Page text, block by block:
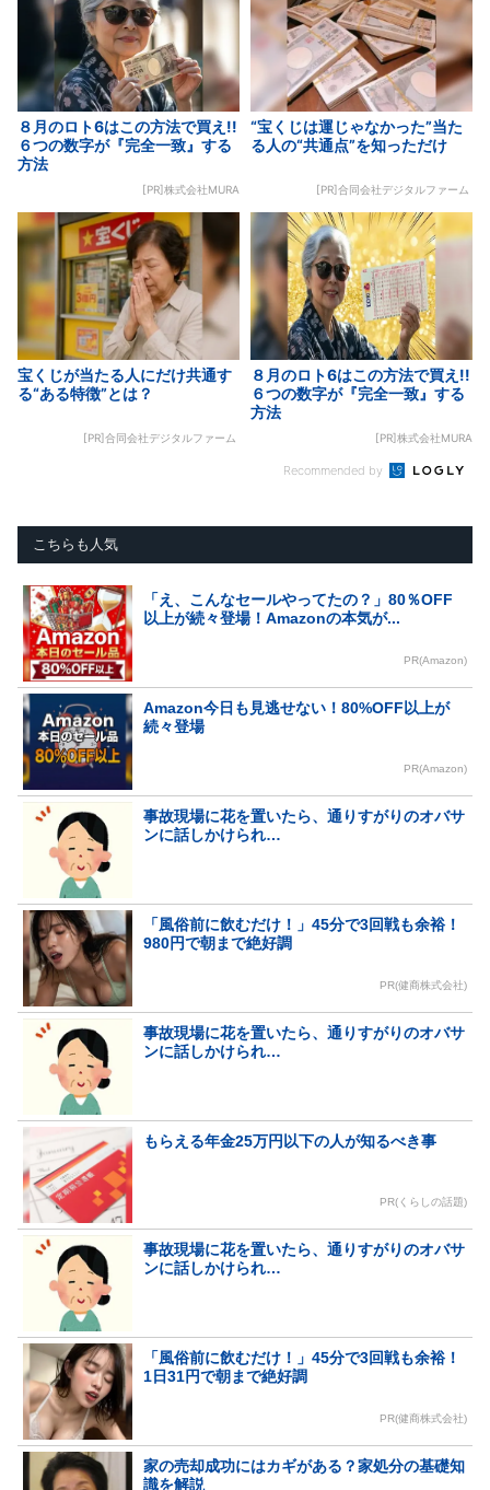
８月のロト6はこの方法で買え!!
６つの数字が『完全一致』する
方法
[PR]株式会社MURA
“宝くじは運じゃなかった”当た
る人の“共通点”を知っただけ
[PR]合同会社デジタルファーム
宝くじが当たる人にだけ共通す
る“ある特徴”とは？
[PR]合同会社デジタルファーム
８月のロト6はこの方法で買え!!
６つの数字が『完全一致』する
方法
[PR]株式会社MURA
Recommended by
こちらも人気
「え、こんなセールやってたの？」80％OFF
以上が続々登場！Amazonの本気が...
PR(Amazon)
Amazon今日も見逃せない！80%OFF以上が
続々登場
PR(Amazon)
事故現場に花を置いたら、通りすがりのオバサ
ンに話しかけられ…
「風俗前に飲むだけ！」45分で3回戦も余裕！
980円で朝まで絶好調
PR(健商株式会社)
事故現場に花を置いたら、通りすがりのオバサ
ンに話しかけられ…
もらえる年金25万円以下の人が知るべき事
PR(くらしの話題)
事故現場に花を置いたら、通りすがりのオバサ
ンに話しかけられ…
「風俗前に飲むだけ！」45分で3回戦も余裕！
1日31円で朝まで絶好調
PR(健商株式会社)
家の売却成功にはカギがある？家処分の基礎知
識を解説